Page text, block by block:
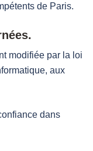
de Paris.
modifiée par la loi
aux
dans